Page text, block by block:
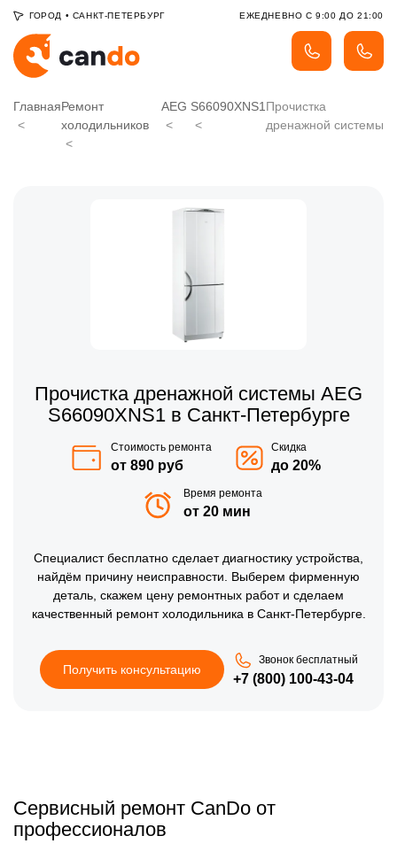
ГОРОД • САНКТ-ПЕТЕРБУРГ ЕЖЕДНЕВНО С 9:00 ДО 21:00
ГлавнаяРемонт
холодильников
AEG S66090XNS1 Прочистка
дренажной системы
Прочистка дренажной системы AEG
S66090XNS1 в Санкт-Петербурге
Стоимость ремонта
от 890 руб
Скидка
до 20%
Время ремонта
от 20 мин
Специалист бесплатно сделает диагностику устройства,
найдём причину неисправности. Выберем фирменную
деталь, скажем цену ремонтных работ и сделаем
качественный ремонт холодильника в Санкт-Петербурге.
Получить консультацию
Звонок бесплатный
+7 (800) 100-43-04
Сервисный ремонт CanDo от
профессионалов